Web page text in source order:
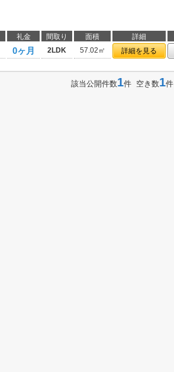
礼金 間取り 面積 詳細
0ヶ月 2LDK 57.02㎡ 詳細を見る
該当公開件数1件 空き数1件